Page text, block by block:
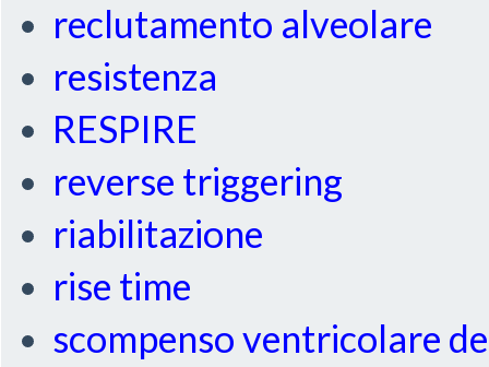
reclutamento alveolare
resistenza
RESPIRE
reverse triggering
riabilitazione
rise time
scompenso ventricolare